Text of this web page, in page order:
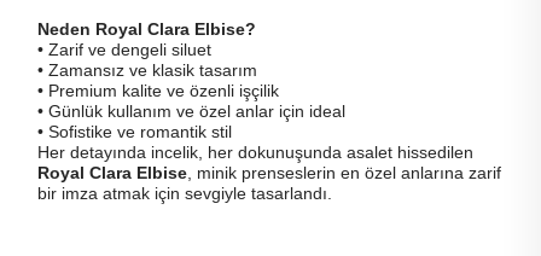
Neden Royal Clara Elbise?
• Zarif ve dengeli siluet
• Zamansız ve klasik tasarım
• Premium kalite ve özenli işçilik
• Günlük kullanım ve özel anlar için ideal
• Sofistike ve romantik stil
Her detayında incelik, her dokunuşunda asalet hissedilen
Royal Clara Elbise, minik prenseslerin en özel anlarına zarif
bir imza atmak için sevgiyle tasarlandı.